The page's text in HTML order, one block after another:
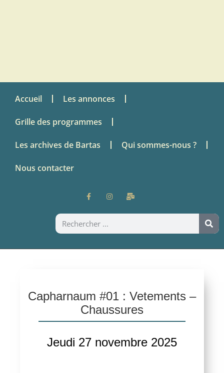
Accueil Les annonces
Grille des programmes
Les archives de Bartas Qui sommes-nous ?
Nous contacter
Capharnaum #01 : Vetements –
Chaussures
Jeudi 27 novembre 2025